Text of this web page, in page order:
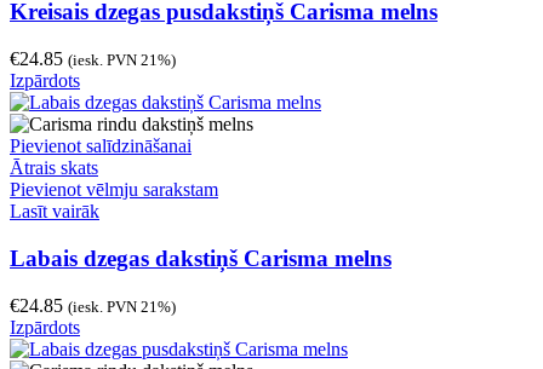
Kreisais dzegas pusdakstiņš Carisma melns
€24.85 (iesk. PVN 21%)
Izpārdots
Pievienot salīdzināšanai
Ātrais skats
Pievienot vēlmju sarakstam
Lasīt vairāk
Labais dzegas dakstiņš Carisma melns
€24.85 (iesk. PVN 21%)
Izpārdots